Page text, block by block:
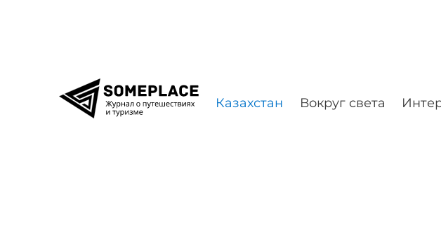
Казахстан Вокруг света